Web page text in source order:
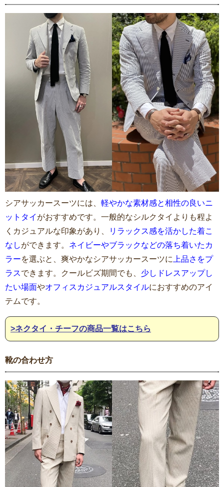
シアサッカースーツには、 軽やかな素材感と相性の良いニ
ットタイ がおすすめです。一般的なシルクタイよりも程よ
くカジュアルな印象があり、
リラックス感を活かした着こ
なしができます。 ネイビーやブラックなどの落ち着いたカ
ラーを選ぶと、爽やかなシアサッカースーツに 上品さをプ
ラスできます。クールビズ期間でも、 少しドレスアップし
たい場面やオフィスカジュアルスタイルにおすすめのアイ
テムです。
>ネクタイ・チーフの商品一覧はこちら
靴の合わせ方